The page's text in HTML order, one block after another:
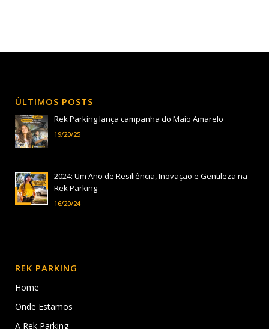
ÚLTIMOS POSTS
Rek Parking lança campanha do Maio Amarelo
19/20/25
2024: Um Ano de Resiliência, Inovação e Gentileza na
Rek Parking
16/20/24
REK PARKING
Home
Onde Estamos
A Rek Parking